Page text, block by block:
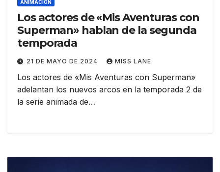
ANIMACIÓN
Los actores de «Mis Aventuras con
Superman» hablan de la segunda
temporada
21 DE MAYO DE 2024 MISS LANE
Los actores de «Mis Aventuras con Superman»
adelantan los nuevos arcos en la temporada 2 de
la serie animada de…